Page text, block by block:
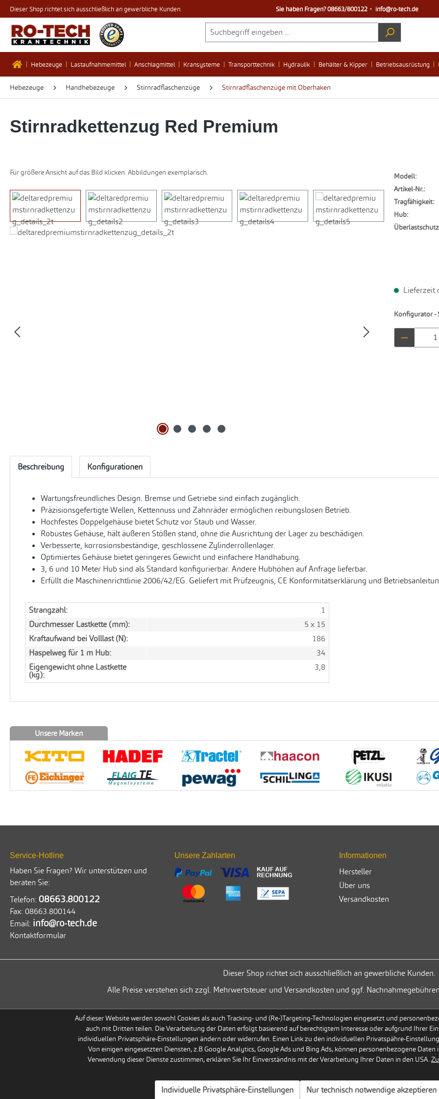
Hauptinhalt springen
Zur Suche springen
Zur Hauptnavigation springen
Dieser Shop richtet sich ausschließlich an gewerbliche Kunden. Sie haben Fragen?08663/800122・ info@ro-tech.de
Hebezeuge Lastaufnahmemittel Anschlagmittel Kransysteme Transporttechnik Hydraulik Behälter & Kipper Betriebsausrüstung
Hebezeuge Handhebezeuge Stirnradflaschenzüge Stirnradflaschenzüge mit Oberhaken
Stirnradkettenzug Red Premium
Für größere Ansicht auf das Bild klicken. Abbildungen exemplarisch.
Modell:
Artikel-Nr.:
Tragfähigkeit:
Hub:
Lieferzeit
Konfigurator -
Beschreibung Konfigurationen
Wartungsfreundliches Design. Bremse und Getriebe sind einfach zugänglich.
Präzisionsgefertigte Wellen, Kettennuss und Zahnräder ermöglichen reibungslosen Betrieb.
Hochfestes Doppelgehäuse bietet Schutz vor Staub und Wasser.
Robustes Gehäuse, hält äußeren Stößen stand, ohne die Ausrichtung der Lager zu beschädigen.
Verbesserte, korrosionsbeständige, geschlossene Zylinderrollenlager.
Optimiertes Gehäuse bietet geringeres Gewicht und einfachere Handhabung.
3, 6 und 10 Meter Hub sind als Standard konfigurierbar. Andere Hubhöhen auf Anfrage lieferbar.
Erfüllt die Maschinenrichtlinie 2006/42/EG. Geliefert mit Prüfzeugnis, CE Konformitätserklärung und
Strangzahl:
1
Durchmesser Lastkette (mm):
5 x 15
Kraftaufwand bei Volllast (N):
186
Haspelweg für 1 m Hub:
34
Eigengewicht ohne Lastkette
(kg):
3,8
Unsere Marken
Service-Hotline
Haben Sie Fragen? Wir unterstützen und
beraten Sie:
Telefon: 08663.800122
Fax: 08663.800144
Email: info@ro-tech.de
Kontaktformular
Unsere Zahlarten Informationen
Hersteller
Über uns
Versandkosten
Dieser Shop richtet sich ausschließlich an gewerbliche Kunden.
Alle Preise verstehen sich zzgl. Mehrwertsteuer und Versandkosten und ggf.
Auf dieser Website werden sowohl Cookies als auch Tracking- und (Re-)Targeting-Technologien eingesetzt und
auch mit Dritten teilen. Die Verarbeitung der Daten erfolgt basierend auf berechtigtem Interesse oder aufgrund Ihrer
individuellen Privatsphäre-Einstellungen ändern oder widerrufen. Einen Link zu den individuellen Privatspähre-
Von einigen eingesetzten Diensten, z.B Google Analytics, Google Ads und Bing Ads, können personenbezogene
Verwendung dieser Dienste zustimmen, erklären Sie Ihr Einverständnis mit der Verarbeitung Ihrer Daten in den USA.
Individuelle Privatsphäre-Einstellungen Nur technisch notwendige akzeptieren